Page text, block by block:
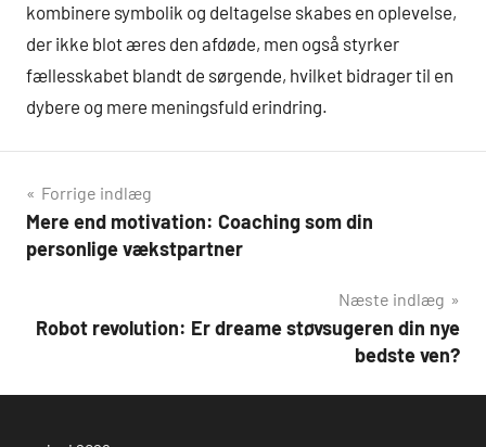
kombinere symbolik og deltagelse skabes en oplevelse,
der ikke blot æres den afdøde, men også styrker
fællesskabet blandt de sørgende, hvilket bidrager til en
dybere og mere meningsfuld erindring.
Indlægsnavigation
Forrige indlæg
Mere end motivation: Coaching som din
personlige vækstpartner
Næste indlæg
Robot revolution: Er dreame støvsugeren din nye
bedste ven?